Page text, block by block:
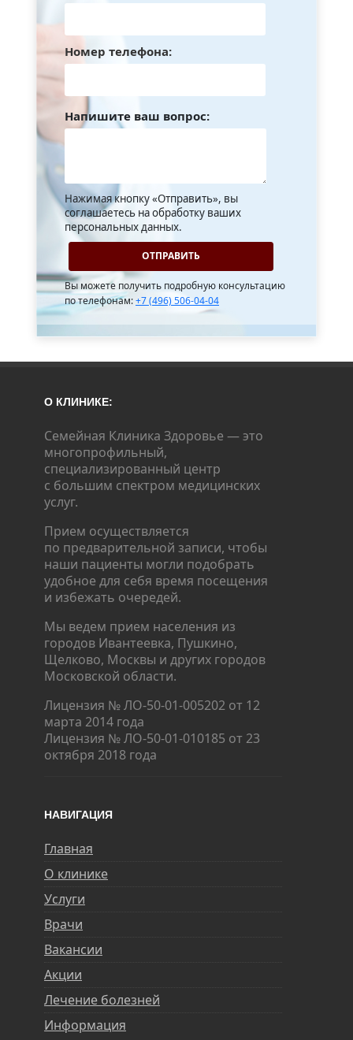
Номер телефона:
Напишите ваш вопрос:
Нажимая кнопку «Отправить», вы
соглашаетесь на обработку ваших
персональных данных.
Вы можете получить подробную консультацию
по телефонам:+7 (496) 506-04-04
О КЛИНИКЕ:
Семейная Клиника Здоровье — это
многопрофильный,
специализированный центр
с большим спектром медицинских
услуг.
Прием осуществляется
по предварительной записи, чтобы
наши пациенты могли подобрать
удобное для себя время посещения
и избежать очередей.
Мы ведем прием населения из
городов Ивантеевка, Пушкино,
Щелково, Москвы и других городов
Московской области.
Лицензия № ЛО-50-01-005202 от 12
марта 2014 года
Лицензия № ЛО-50-01-010185 от 23
октября 2018 года
НАВИГАЦИЯ
Главная
О клинике
Услуги
Врачи
Вакансии
Акции
Лечение болезней
Информация